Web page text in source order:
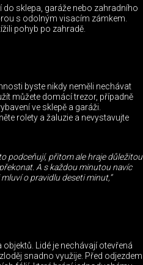
do sklepa, garáže nebo zahradního
s odolným visacím zámkem.
pohyb po zahradě.
byste nikdy neměli nechávat
můžete domácí trezor, případně
ve sklepě a garáži.
rolety a žaluzie a nevystavujte
podceňují, přitom ale hraje důležitou
A s každou minutou navíc
o pravidlu deseti minut,“
Lidé je nechávají otevřená
snadno využije. Před odjezdem